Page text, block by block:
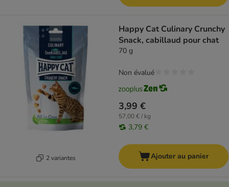
2 variantes
Happy Cat Culinary Crunchy
Snack, cabillaud pour chat
70 g
3,99 €
57,00 € / kg
3,79 €
Non évalué
Ajouter au panier